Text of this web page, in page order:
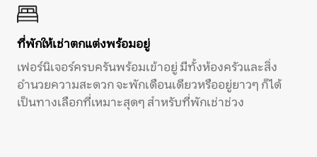
ที่พักให้เช่าตกแต่งพร้อมอยู่
เฟอร์นิเจอร์ครบครันพร้อมเข้าอยู่ มีทั้งห้องครัวและสิ่ง
อำนวยความสะดวก จะพักเดือนเดียวหรืออยู่ยาวๆ ก็ได้
เป็นทางเลือกที่เหมาะสุดๆ สำหรับที่พักเช่าช่วง